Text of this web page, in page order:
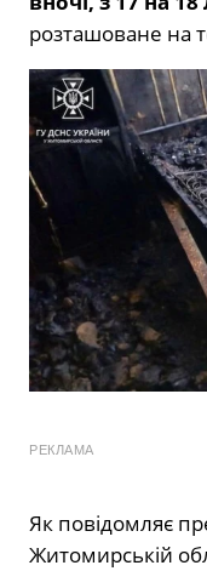
розташоване на
РЕКЛАМА
Як повідомляє
Житомирській